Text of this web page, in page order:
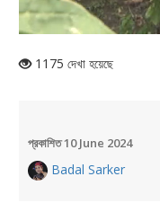
Unmute
1175 দেখা হয়েছে
প্রকাশিত 10 June 2024
Badal Sarker